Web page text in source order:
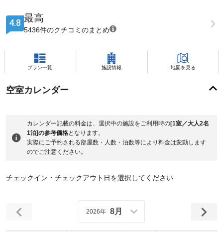
4.8 最高
5436件のクチコミのまとめ
プラン一覧 施設情報 地図を見る
空室カレンダー
カレンダー記載の料金は、選択中の施設をご利用時の[1室／大人2名
1泊]の参考価格となります。
実際にご予約される部屋数・人数・泊数等により料金は変動します
のでご注意ください。
チェックイン・チェックアウト日を選択してください
2026年 8月